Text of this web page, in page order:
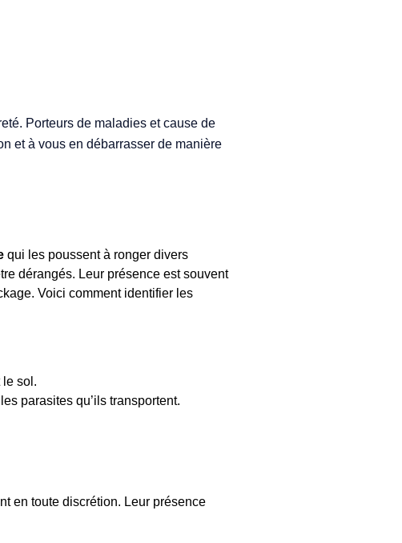
Porteurs de maladies et cause de
et à vous en débarrasser de manière
qui les poussent à ronger divers
dérangés. Leur présence est souvent
Voici comment identifier les
le sol.
parasites qu’ils transportent.
en toute discrétion. Leur présence